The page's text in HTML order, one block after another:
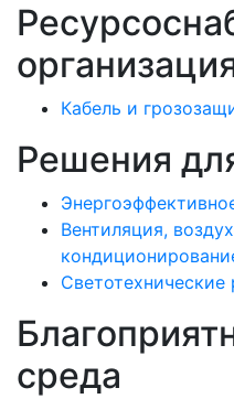
Кабель и
Решения
Вентиляция,
среда